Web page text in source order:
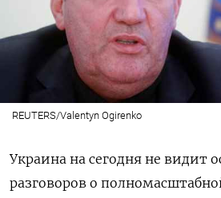
REUTERS/Valentyn Ogirenko
Украина на сегодня не видит
разговоров о